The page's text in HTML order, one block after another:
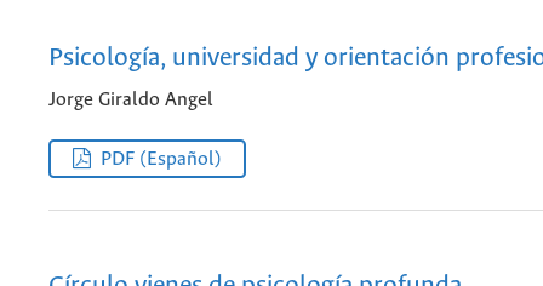
Psicología, universidad y orientación
Jorge Giraldo Angel
PDF (Español)